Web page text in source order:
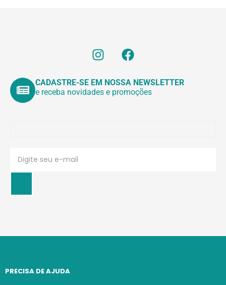
CADASTRE-SE EM NOSSA NEWSLETTER
e receba novidades e promoções
PRECISA DE AJUDA